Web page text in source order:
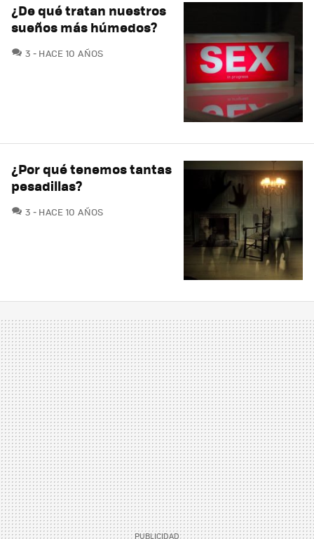
¿De qué tratan nuestros
sueños más húmedos?
3 COMENTARIOS
HACE 10 AÑOS
¿Por qué tenemos tantas
pesadillas?
3 COMENTARIOS
HACE 10 AÑOS